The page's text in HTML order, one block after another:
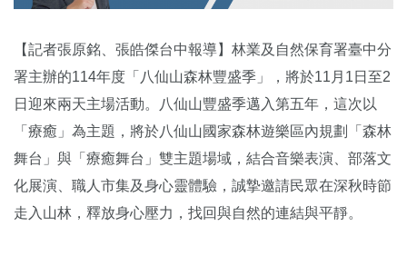
【記者張原銘、張皓傑台中報導】林業及自然保育署臺中分
署主辦的114年度「八仙山森林豐盛季」，將於11月1日至2
日迎來兩天主場活動。八仙山豐盛季邁入第五年，這次以
「療癒」為主題，將於八仙山國家森林遊樂區內規劃「森林
舞台」與「療癒舞台」雙主題場域，結合音樂表演、部落文
化展演、職人市集及身心靈體驗，誠摯邀請民眾在深秋時節
走入山林，釋放身心壓力，找回與自然的連結與平靜。